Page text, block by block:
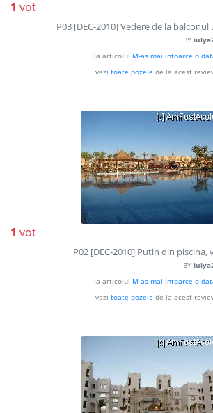
1 vot
P03 [DEC-2010] Vedere de la
BY
la articolul M-as mai intoarce o
vezi toate pozele de la acest
1 vot
P02 [DEC-2010] Putin din piscina,
BY
la articolul M-as mai intoarce o
vezi toate pozele de la acest